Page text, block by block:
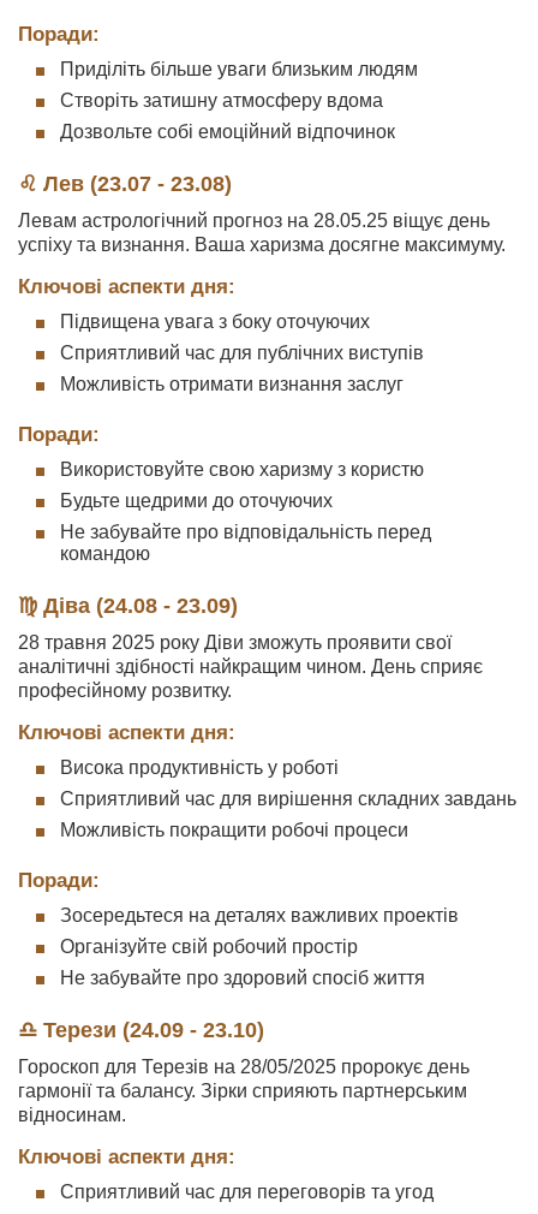
Поради:
Приділіть більше уваги близьким людям
Створіть затишну атмосферу вдома
Дозвольте собі емоційний відпочинок
♌ Лев (23.07 - 23.08)
Левам астрологічний прогноз на 28.05.25 віщує день
успіху та визнання. Ваша харизма досягне максимуму.
Ключові аспекти дня:
Підвищена увага з боку оточуючих
Сприятливий час для публічних виступів
Можливість отримати визнання заслуг
Поради:
Використовуйте свою харизму з користю
Будьте щедрими до оточуючих
Не забувайте про відповідальність перед
командою
♍ Діва (24.08 - 23.09)
28 травня 2025 року Діви зможуть проявити свої
аналітичні здібності найкращим чином. День сприяє
професійному розвитку.
Ключові аспекти дня:
Висока продуктивність у роботі
Сприятливий час для вирішення складних завдань
Можливість покращити робочі процеси
Поради:
Зосередьтеся на деталях важливих проектів
Організуйте свій робочий простір
Не забувайте про здоровий спосіб життя
♎ Терези (24.09 - 23.10)
Гороскоп для Терезів на 28/05/2025 пророкує день
гармонії та балансу. Зірки сприяють партнерським
відносинам.
Ключові аспекти дня:
Сприятливий час для переговорів та угод